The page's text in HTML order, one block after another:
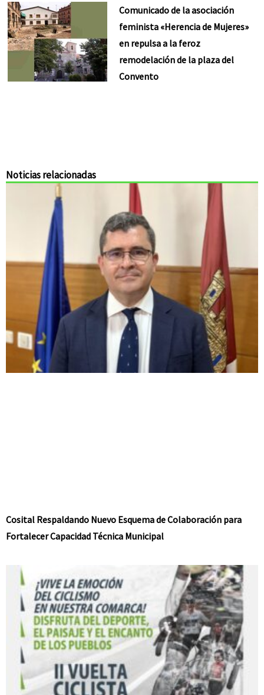
Comunicado de la asociación
feminista «Herencia de Mujeres»
en repulsa a la feroz
remodelación de la plaza del
Convento
Noticias relacionadas
Cosital Respaldando Nuevo Esquema de Colaboración para
Fortalecer Capacidad Técnica Municipal